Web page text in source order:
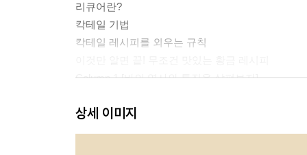
리큐어란?
칵테일 기법
칵테일 레시피를 외우는 규칙
Column 1 [바의 역사와 특징을 살펴보자]
Chapter 2. ‘비주얼’과 ‘간편함’ 모두 완벽! 특별
상세 이미지